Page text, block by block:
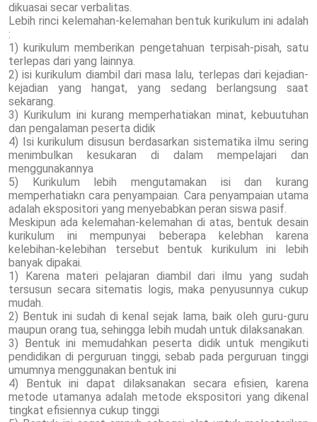
dikuasai secar verbalitas.
Lebih rinci kelemahan-kelemahan bentuk kurikulum ini adalah
:
1) kurikulum memberikan pengetahuan terpisah-pisah, satu
terlepas dari yang lainnya.
2) isi kurikulum diambil dari masa lalu, terlepas dari kejadian-
kejadian yang hangat, yang sedang berlangsung saat
sekarang.
3) Kurikulum ini kurang memperhatiakan minat, kebuutuhan
dan pengalaman peserta didik
4) Isi kurikulum disusun berdasarkan sistematika ilmu sering
menimbulkan kesukaran di dalam mempelajari dan
menggunakannya
5) Kurikulum lebih mengutamakan isi dan kurang
memperhatiakn cara penyampaian. Cara penyampaian utama
adalah ekspositori yang menyebabkan peran siswa pasif.
Meskipun ada kelemahan-kelemahan di atas, bentuk desain
kurikulum ini mempunyai beberapa kelebhan karena
kelebihan-kelebihan tersebut bentuk kurikulum ini lebih
banyak dipakai.
1) Karena materi pelajaran diambil dari ilmu yang sudah
tersusun secara sitematis logis, maka penyusunnya cukup
mudah.
2) Bentuk ini sudah di kenal sejak lama, baik oleh guru-guru
maupun orang tua, sehingga lebih mudah untuk dilaksanakan.
3) Bentuk ini memudahkan peserta didik untuk mengikuti
pendidikan di perguruan tinggi, sebab pada perguruan tinggi
umumnya menggunakan bentuk ini
4) Bentuk ini dapat dilaksanakan secara efisien, karena
metode utamanya adalah metode ekspositori yang dikenal
tingkat efisiennya cukup tinggi